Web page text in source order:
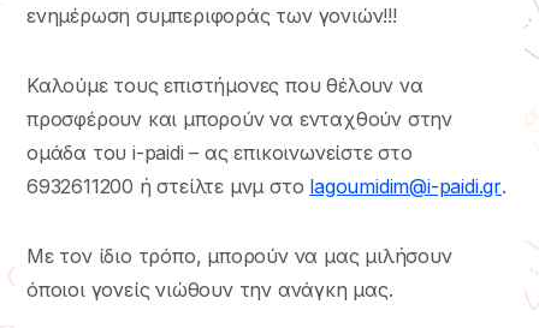
ενημέρωση συμπεριφοράς των γονιών!!!
Καλούμε τους επιστήμονες που θέλουν να
προσφέρουν και μπορούν να ενταχθούν στην
ομάδα του i-paidi – ας επικοινωνείστε στο
6932611200 ή στείλτε μνμ στο lagoumidim@i-paidi.gr.
Με τον ίδιο τρόπο, μπορούν να μας μιλήσουν
όποιοι γονείς νιώθουν την ανάγκη μας.